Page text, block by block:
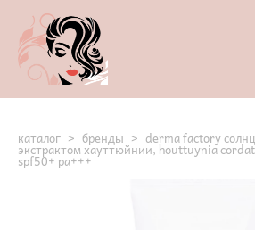
каталог > бренды > derma factory
экстрактом хауттюйнии, houttuynia
spf50+ pa+++